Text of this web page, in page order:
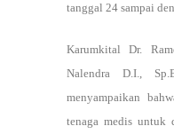
tanggal 24 sampai
Karumkital Dr.
Nalendra D.I.,
menyampaikan
tenaga medis untuk